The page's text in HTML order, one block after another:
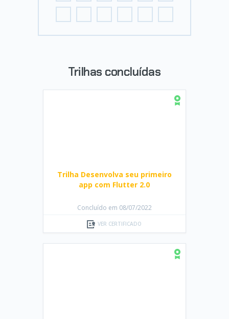
Trilhas concluídas
Trilha Desenvolva seu primeiro
app com Flutter 2.0
Concluído em 08/07/2022
VER CERTIFICADO